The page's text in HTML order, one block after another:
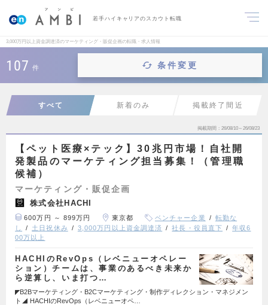
若手ハイキャリアのスカウト転職
3,000万円以上資金調達済のマーケティング・販促企画の転職・求人情報
107 件 条件変更
すべて 新着のみ 掲載終了間近
掲載期間 26/08/10～26/08/23
【ペット医療×テック】30兆円市場！自社開
発製品のマーケティング担当募集！（管理職
候補）
マーケティング・販促企画
株式会社HACHI
600万円 ～ 899万円 東京都 ベンチャー企業
転勤な
し
土日祝休み 3,000万円以上資金調達済 社長・役員直下
年収6
00万以上
HACHIのRevOps（レベニューオペレー
ション）チームは、事業のあるべき未来か
ら逆算し、いま打つ…
◤B2Bマーケティング・B2Cマーケティング・制作ディレクション・マネジメン
ト◢ HACHIのRevOps（レベニューオペ…